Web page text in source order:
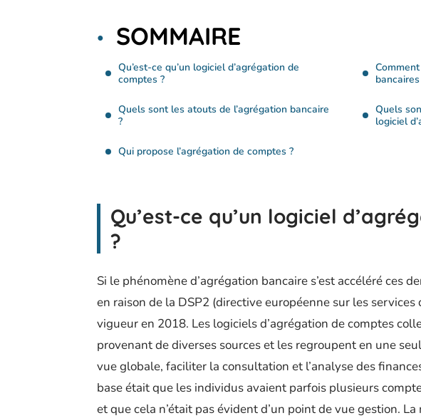
SOMMAIRE
Qu’est-ce qu’un logiciel d’agrégation de
comptes ?
Quels sont les atouts de l’agrégation bancaire
?
Qui propose l’agrégation de comptes ?
bancaires
Quels
logiciel
Qu’est-ce qu’un logiciel
?
Si le phénomène d’agrégation bancaire s’est accéléré ces
en raison de la DSP2 (directive européenne sur les
vigueur en 2018. Les logiciels d’agrégation de comptes
provenant de diverses sources et les regroupent en une
vue globale, faciliter la consultation et l’analyse des
base était que les individus avaient parfois plusieurs
et que cela n’était pas évident d’un point de vue gestion.